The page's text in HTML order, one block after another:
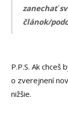
zanechať
článok/
P.P.S. Ak
o zverejnení
nižšie.